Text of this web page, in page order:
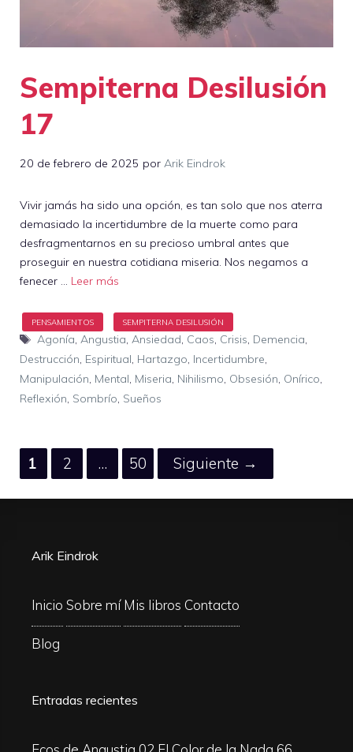
Sempiterna Desilusión
17
20 de febrero de 2025 por Arik Eindrok
Vivir jamás ha sido una opción, es tan solo que nos aterra
demasiado la incertidumbre de la muerte como para
desfragmentarnos en su precioso umbral antes que
proseguir en nuestra cotidiana miseria. Nos negamos a
fenecer … Leer más
Etiquetas
Agonía Angustia Ansiedad Caos Crisis Demencia
Destrucción Espiritual Hartazgo Incertidumbre
Manipulación Mental Miseria Nihilismo Obsesión Onírico
Reflexión Sombrío Sueños
Página
1 Página
2 … Página
50 Siguiente →
Arik Eindrok
Inicio Sobre mí Mis libros Contacto
Blog
Entradas recientes